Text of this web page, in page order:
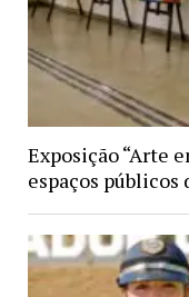
Exposição “Arte
espaços públicos